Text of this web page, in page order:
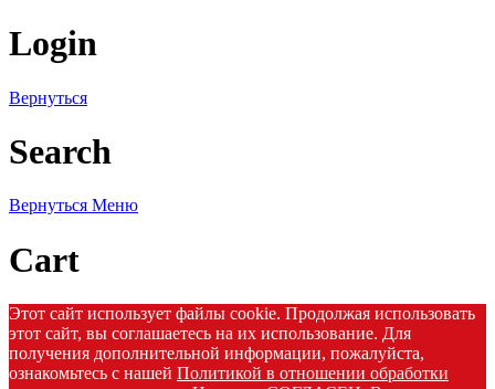
Login
Вернуться
Search
Вернуться Меню
Cart
Этот сайт использует файлы cookie. Продолжая использовать
этот сайт, вы соглашаетесь на их использование. Для
получения дополнительной информации, пожалуйста,
ознакомьтесь с нашей Политикой в отношении обработки